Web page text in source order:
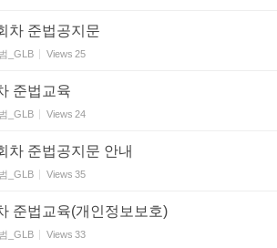
차 준법공지문
_GLB Views 25
준법교육
_GLB Views 24
차 준법공지문 안내
_GLB Views 35
준법교육(개인정보보호)
_GLB Views 33